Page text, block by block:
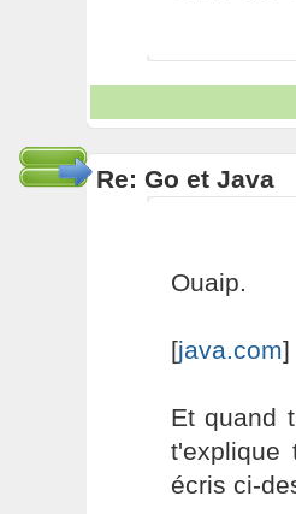
Re: Go et Java
Ouaip.
[java.com]
Et quand
écris ci-